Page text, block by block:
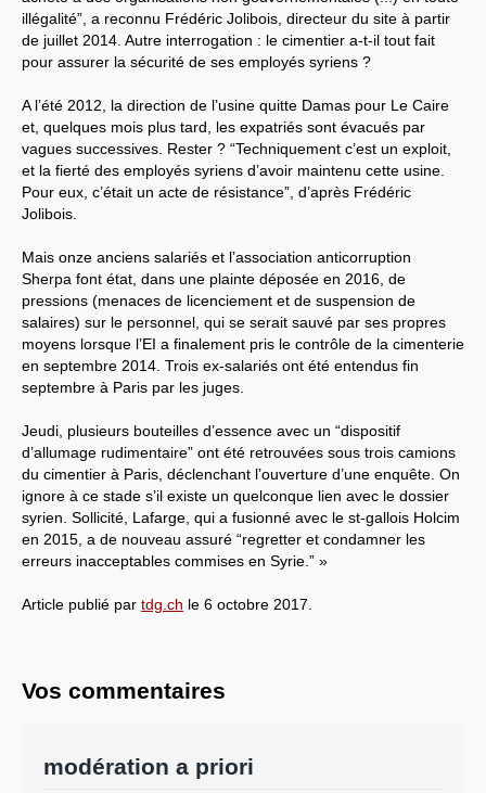
illégalité”, a reconnu Frédéric Jolibois, directeur du site à partir
de juillet 2014. Autre interrogation : le cimentier a-t-il tout fait
pour assurer la sécurité de ses employés syriens ?
A l’été 2012, la direction de l’usine quitte Damas pour Le Caire
et, quelques mois plus tard, les expatriés sont évacués par
vagues successives. Rester ? “Techniquement c’est un exploit,
et la fierté des employés syriens d’avoir maintenu cette usine.
Pour eux, c’était un acte de résistance”, d’après Frédéric
Jolibois.
Mais onze anciens salariés et l’association anticorruption
Sherpa font état, dans une plainte déposée en 2016, de
pressions (menaces de licenciement et de suspension de
salaires) sur le personnel, qui se serait sauvé par ses propres
moyens lorsque l’EI a finalement pris le contrôle de la cimenterie
en septembre 2014. Trois ex-salariés ont été entendus fin
septembre à Paris par les juges.
Jeudi, plusieurs bouteilles d’essence avec un “dispositif
d’allumage rudimentaire” ont été retrouvées sous trois camions
du cimentier à Paris, déclenchant l’ouverture d’une enquête. On
ignore à ce stade s’il existe un quelconque lien avec le dossier
syrien. Sollicité, Lafarge, qui a fusionné avec le st-gallois Holcim
en 2015, a de nouveau assuré “regretter et condamner les
erreurs inacceptables commises en Syrie.” »
Article publié par tdg.ch le 6 octobre 2017.
Vos commentaires
modération a priori